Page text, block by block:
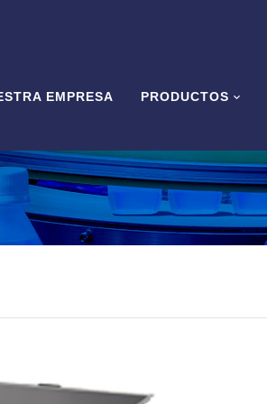
EMPRESA PRODUCTOS